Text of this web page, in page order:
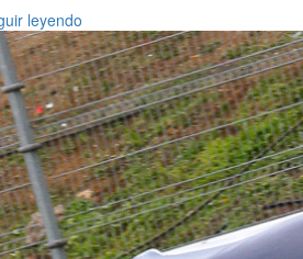
leyendo